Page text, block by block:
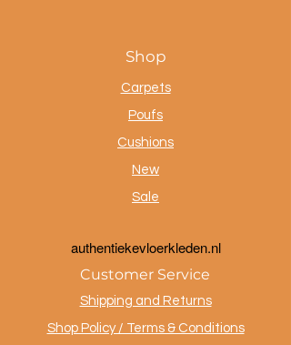
Shop
Carpets
Poufs
Cushions
New
Sale
authentiekevloerkleden.nl
Customer Service
Shipping and Returns
Shop Policy / Terms & Conditions